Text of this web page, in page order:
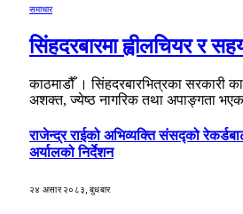
समाचार
सिंहदरबारमा ह्वीलचियर र
काठमाडौँ । सिंहदरबारभित्रका सरकारी
अशक्त, ज्येष्ठ नागरिक तथा अपाङ्गता
राजेन्द्र राईको अभिव्यक्ति संसद्को
अर्यालको निर्देशन
२४ असार २०८३, बुधबार